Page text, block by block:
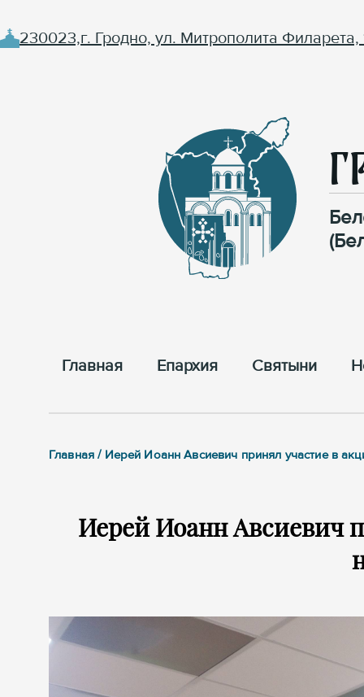
230023,г. Гродно, ул. Митрополита Филарета,
Главная Епархия Cвятыни
Главная / Иерей Иоанн Авсиевич принял участие в
Иерей Иоанн Авсиевич